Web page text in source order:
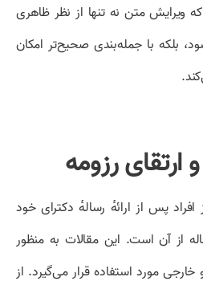
ویرایش متن نه تنها از نظر ظاهری
بلکه با جمله‌بندی صحیح‌تر امکان
ارتقای رزومه
پس از ارائهٔ رسالهٔ دکترای خود
از آن است. این مقالات به منظور
مورد استفاده قرار می‌گیرد. از